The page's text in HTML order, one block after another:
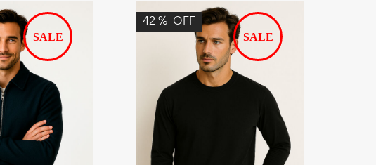
42 % OFF